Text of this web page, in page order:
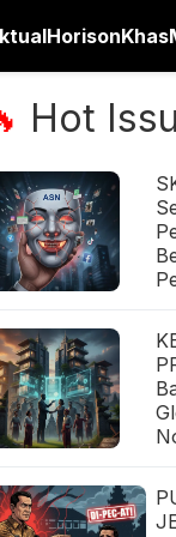
HorisonKhas
Hot